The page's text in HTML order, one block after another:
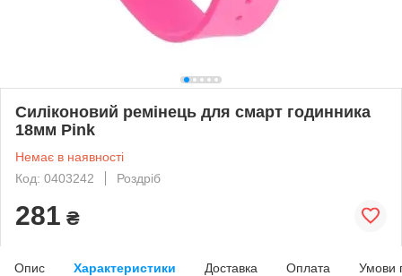
Силіконовий ремінець для смарт годинника
18мм Pink
Немає в наявності
Код: 0403242
Роздріб
281 ₴
Опис Характеристики Доставка Оплата Умови